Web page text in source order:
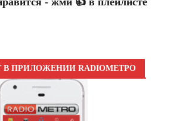
В ПРИЛОЖЕНИИ RADIOМЕТРО